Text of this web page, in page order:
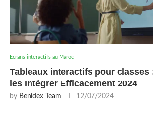
Écrans interactifs au Maroc
Tableaux interactifs pour classes
les Intégrer Efficacement 2024
by Benidex Team 12/07/2024